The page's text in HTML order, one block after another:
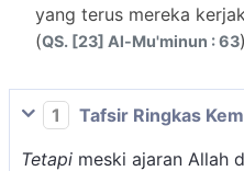
yang terus mereka
(QS. [23] Al-Mu'minun : 63)
1
Tafsir Ringkas
Tetapi meski ajaran Allah